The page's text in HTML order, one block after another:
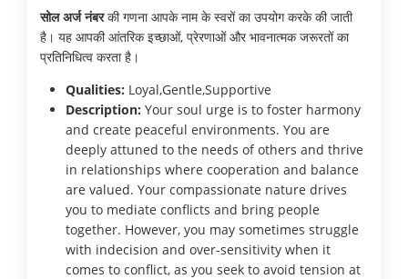
सोल अर्ज नंबरकी गणना आपके नाम के स्वरों का उपयोग करके की जाती
है। यह आपकी आंतरिक इच्छाओं, प्रेरणाओं और भावनात्मक जरूरतों का
प्रतिनिधित्व करता है।
Qualities: Loyal,Gentle,Supportive
Description: Your soul urge is to foster harmony
and create peaceful environments. You are
deeply attuned to the needs of others and thrive
in relationships where cooperation and balance
are valued. Your compassionate nature drives
you to mediate conflicts and bring people
together. However, you may sometimes struggle
with indecision and over-sensitivity when it
comes to conflict, as you seek to avoid tension at